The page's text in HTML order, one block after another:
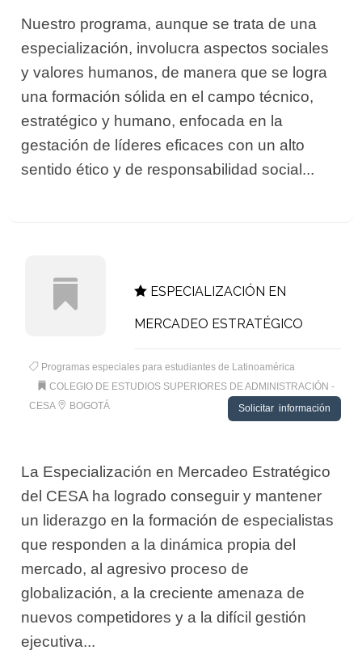
Nuestro programa, aunque se trata de una
especialización, involucra aspectos sociales
y valores humanos, de manera que se logra
una formación sólida en el campo técnico,
estratégico y humano, enfocada en la
gestación de líderes eficaces con un alto
sentido ético y de responsabilidad social...
ESPECIALIZACIÓN EN
MERCADEO ESTRATÉGICO
Programas especiales para estudiantes de Latinoamérica
COLEGIO DE ESTUDIOS SUPERIORES DE ADMINISTRACIÓN -
CESA
BOGOTÁ Solicitar información
La Especialización en Mercadeo Estratégico
del CESA ha logrado conseguir y mantener
un liderazgo en la formación de especialistas
que responden a la dinámica propia del
mercado, al agresivo proceso de
globalización, a la creciente amenaza de
nuevos competidores y a la difícil gestión
ejecutiva...